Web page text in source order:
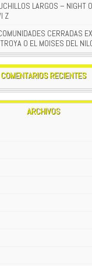
LARGOS – NIGHT
Z
CERRADAS
O EL MOISES DEL
COMENTARIOS RECIENTES
ARCHIVOS